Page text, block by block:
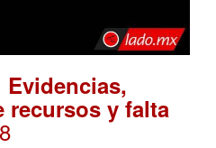
recursos y falta